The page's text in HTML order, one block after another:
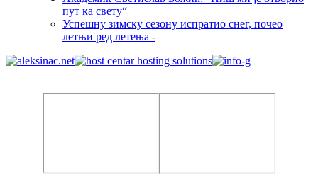
пут ка свету“
Успешну зимску сезону испратио снег, почео
летњи ред летења -